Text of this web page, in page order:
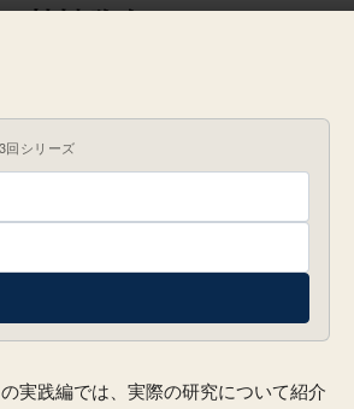
回シリーズ
実践編では、実際の研究について紹介